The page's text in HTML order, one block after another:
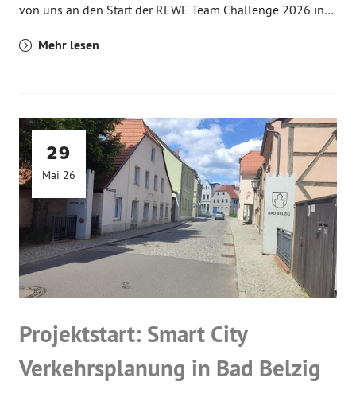
von uns an den Start der REWE Team Challenge 2026 in…
Mehr lesen
29
Mai 26
Projektstart: Smart City
Verkehrsplanung in Bad Belzig